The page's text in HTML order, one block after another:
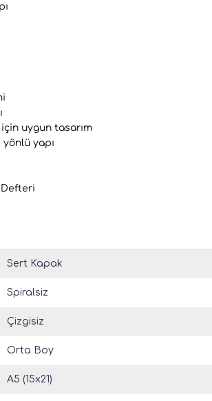
uygun tasarım
yapı
Defteri
Sert Kapak
Spiralsiz
Çizgisiz
Orta Boy
A5 (15x21)